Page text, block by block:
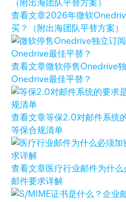
查看文章2026年微软
买？（附出海团队平替方案）
查看文章微软停售Onedrive
Onedrive最佳平替？
查看文章等保2.0对邮件系统
等保合规清单
查看文章医疗行业邮件为什
邮件要求详解